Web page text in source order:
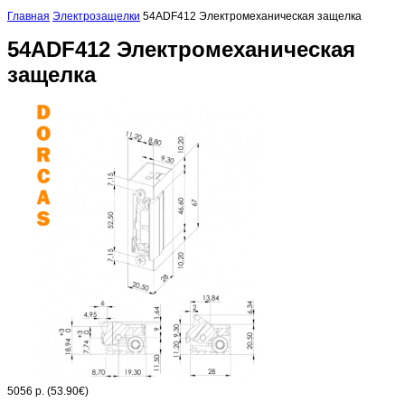
Главная Электрозащелки 54ADF412 Электромеханическая защелка
54ADF412 Электромеханическая
защелка
5056 р. (53.90€)